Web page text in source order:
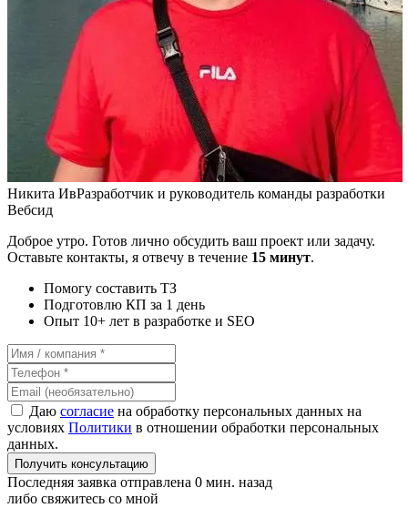
Никита ИвРазработчик и руководитель команды разработки
Вебсид
Доброе утро. Готов лично обсудить ваш проект или задачу.
Оставьте контакты, я отвечу в течение 15 минут.
Помогу составить ТЗ
Подготовлю КП за 1 день
Опыт 10+ лет в разработке и SEO
Даю согласие на обработку персональных данных на
условиях Политики в отношении обработки персональных
данных.
Получить консультацию
Последняя заявка отправлена 0 мин. назад
либо свяжитесь со мной